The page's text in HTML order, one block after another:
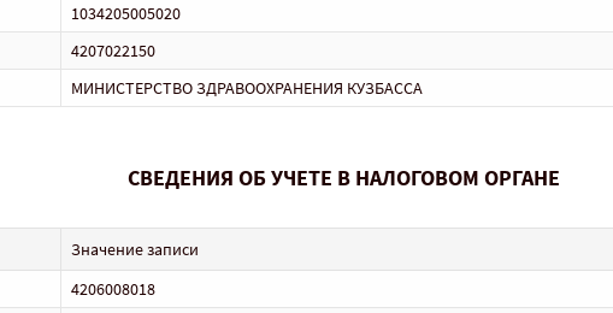
1034205005020
4207022150
МИНИСТЕРСТВО ЗДРАВООХРАНЕНИЯ КУЗБАССА
СВЕДЕНИЯ ОБ УЧЕТЕ В НАЛОГОВОМ ОРГАНЕ
Значение записи
4206008018